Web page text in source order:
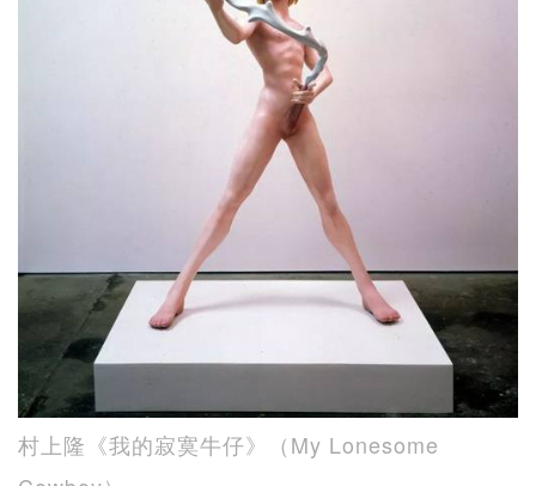
村上隆《我的寂寞牛仔》（My Lonesome